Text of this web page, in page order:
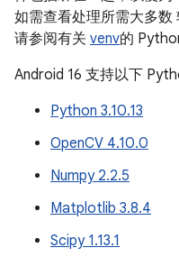
如需查看处理所需大多数
请参阅有关 venv的
Android 16 支持以下
Python 3.10.13
OpenCV 4.10.0
Numpy 2.2.5
Matplotlib 3.8.4
Scipy 1.13.1